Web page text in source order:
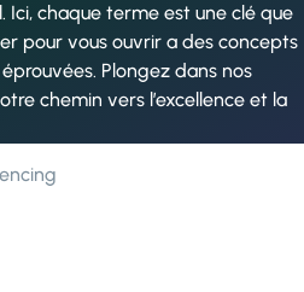
chaque terme est une clé que
pour vous ouvrir a des concepts
Plongez dans nos
chemin vers l’excellence et la